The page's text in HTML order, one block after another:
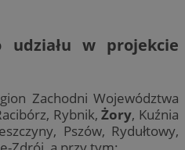
udziału w projekcie
Zachodni Województwa
Rybnik,Żory, Kuźnia
Pszów, Rydułtowy,